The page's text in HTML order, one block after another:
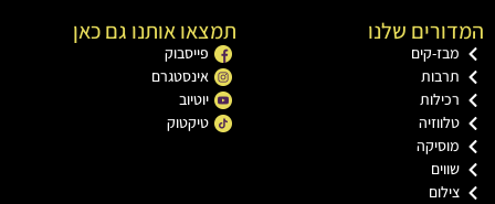
שלנו
קים
תמצאו אותנו גם כאן
פייסבוק
אינסטגרם
יוטיוב
טיקטוק